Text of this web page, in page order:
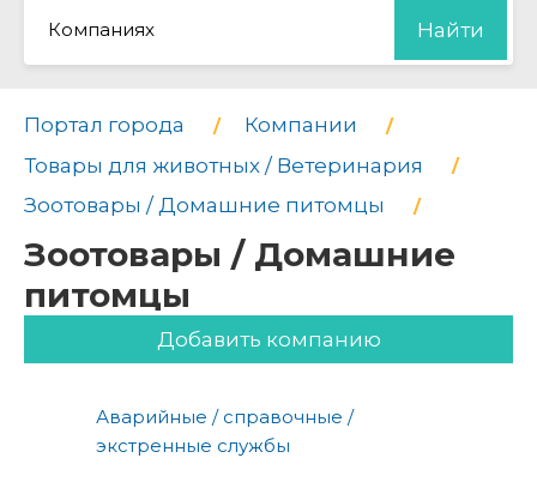
Компаниях Найти
Портал города
Компании
Товары для животных / Ветеринария
Зоотовары / Домашние питомцы
Зоотовары / Домашние
питомцы
Добавить компанию
Аварийные / справочные /
экстренные службы